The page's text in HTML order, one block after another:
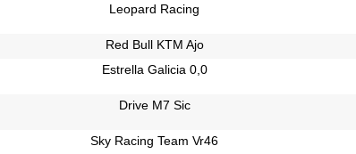
Leopard Racing
Red Bull KTM Ajo
Estrella Galicia 0,0
Drive M7 Sic
Sky Racing Team Vr46